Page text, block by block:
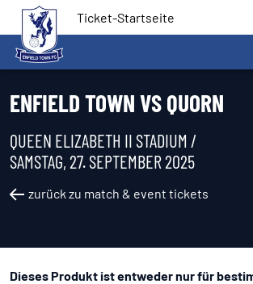
Ticket-Startseite
ENFIELD TOWN VS QUORN
QUEEN ELIZABETH II STADIUM /
SAMSTAG, 27. SEPTEMBER 2025
zurück zu match & event tickets
Dieses Produkt ist entweder nur für